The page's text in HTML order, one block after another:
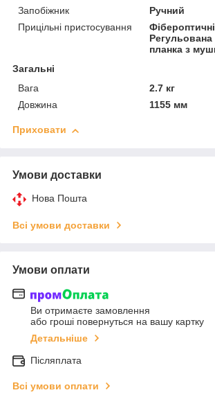
Запобіжник
Ручний
Прицільні пристосування
Регульована
планка з
Загальні
Вага
2.7 кг
Довжина
1155 мм
Приховати
Умови доставки
Нова Пошта
Всі умови доставки
Умови оплати
Ви отримаєте замовлення
або гроші повернуться на вашу картку
Детальніше
Післяплата
Всі умови оплати